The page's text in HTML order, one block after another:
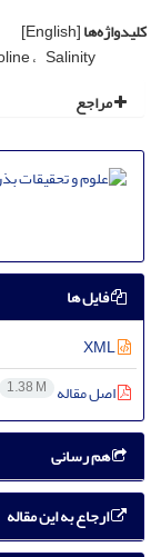
کلیدواژه‌ها[English]
Salinity
مراجع
فایل ها
اصل مقاله 1.38 M
هم رسانی
ارجاع به این مقاله